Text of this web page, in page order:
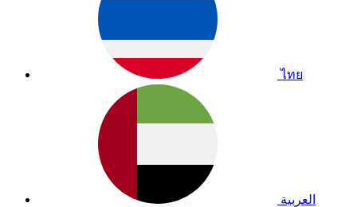
ไทย
العربية